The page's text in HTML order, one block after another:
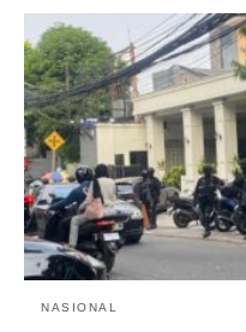
NASIONAL